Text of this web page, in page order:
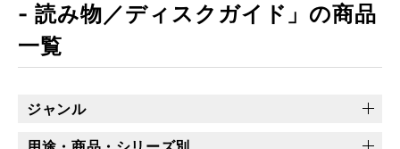
- 読み物／ディスクガイド」の商品
一覧
ジャンル
アーティスト バンドスコア